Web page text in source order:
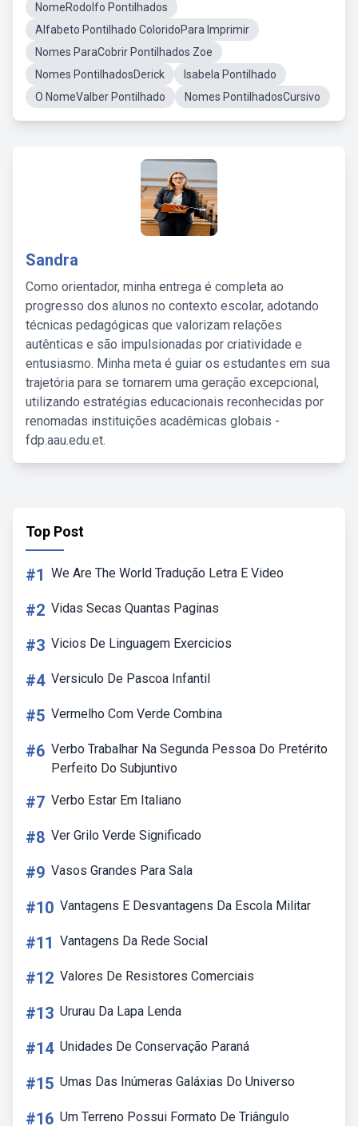
NomeRodolfo Pontilhados
Alfabeto Pontilhado ColoridoPara Imprimir
Nomes ParaCobrir Pontilhados Zoe
Nomes PontilhadosDerick
Isabela Pontilhado
O NomeValber Pontilhado
Nomes PontilhadosCursivo
Sandra
Como orientador, minha entrega é completa ao
progresso dos alunos no contexto escolar, adotando
técnicas pedagógicas que valorizam relações
autênticas e são impulsionadas por criatividade e
entusiasmo. Minha meta é guiar os estudantes em sua
trajetória para se tornarem uma geração excepcional,
utilizando estratégias educacionais reconhecidas por
renomadas instituições acadêmicas globais -
fdp.aau.edu.et.
Top Post
#1 We Are The World Tradução Letra E Video
#2 Vidas Secas Quantas Paginas
#3 Vicios De Linguagem Exercicios
#4 Versiculo De Pascoa Infantil
#5 Vermelho Com Verde Combina
#6 Verbo Trabalhar Na Segunda Pessoa Do Pretérito
Perfeito Do Subjuntivo
#7 Verbo Estar Em Italiano
#8 Ver Grilo Verde Significado
#9 Vasos Grandes Para Sala
#10 Vantagens E Desvantagens Da Escola Militar
#11 Vantagens Da Rede Social
#12 Valores De Resistores Comerciais
#13 Ururau Da Lapa Lenda
#14 Unidades De Conservação Paraná
#15 Umas Das Inúmeras Galáxias Do Universo
#16 Um Terreno Possui Formato De Triângulo